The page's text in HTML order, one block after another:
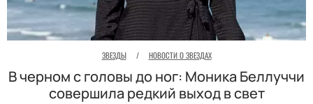
ЗВЕЗДЫ / НОВОСТИ О ЗВЕЗДАХ
В черном с головы до ног: Моника Беллуччи
совершила редкий выход в свет